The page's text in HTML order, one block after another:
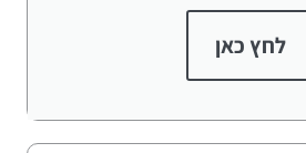
לחץ כאן